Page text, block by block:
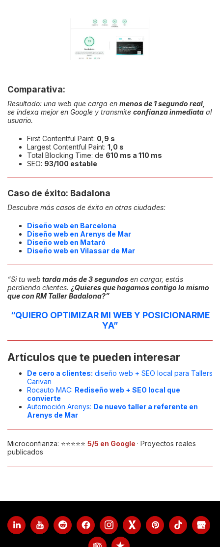
Comparativa:
Resultado: una web que carga en menos de 1 segundo real,
se indexa mejor en Google y transmite confianza inmediata al
usuario.
First Contentful Paint: 0,9 s
Largest Contentful Paint: 1,0 s
Total Blocking Time: de 610 ms a 110 ms
SEO: 93/100 estable
Caso de éxito: Badalona
Descubre más casos de éxito en otras ciudades:
Diseño web en Barcelona
Diseño web en Arenys de Mar
Diseño web en Mataró
Diseño web en Vilassar de Mar
“Si tu web tarda más de 3 segundos en cargar, estás
perdiendo clientes. ¿Quieres que hagamos contigo lo mismo
que con RM Taller Badalona?”
“QUIERO OPTIMIZAR MI WEB Y POSICIONARME
YA”
Artículos que te pueden interesar
De cero a clientes: diseño web + SEO local para Tallers
Carivan
Rocauto MAC: Rediseño web + SEO local que
convierte
Automoción Arenys: De nuevo taller a referente en
Arenys de Mar
Microconfianza: ⭐️⭐️⭐️⭐️⭐️ 5/5 en Google · Proyectos reales
publicados